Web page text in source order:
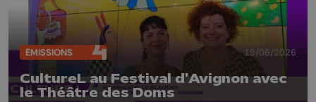
ÉMISSIONS 19/06/2026
CultureL au Festival d'Avignon avec
le Théâtre des Doms